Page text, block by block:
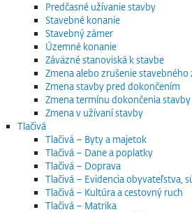
Predčasné užívanie stavby
Stavebné konanie
Stavebný zámer
Územné konanie
Záväzné stanoviská k stavbe
Zmena alebo zrušenie stavebného
Zmena stavby pred dokončením
Zmena termínu dokončenia stavby
Zmena v užívaní stavby
Tlačivá
Tlačivá – Byty a majetok
Tlačivá – Dane a poplatky
Tlačivá – Doprava
Tlačivá – Evidencia obyvateľstva,
Tlačivá – Kultúra a cestovný ruch
Tlačivá – Matrika